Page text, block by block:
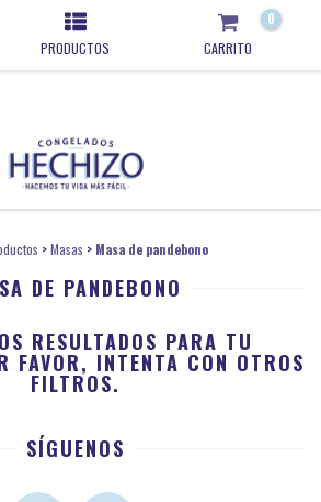
PRODUCTOS CARRITO
0
>Masas > Masa de pandebono
DE PANDEBONO
RESULTADOS PARA TU
FAVOR, INTENTA CON OTROS
FILTROS.
SÍGUENOS